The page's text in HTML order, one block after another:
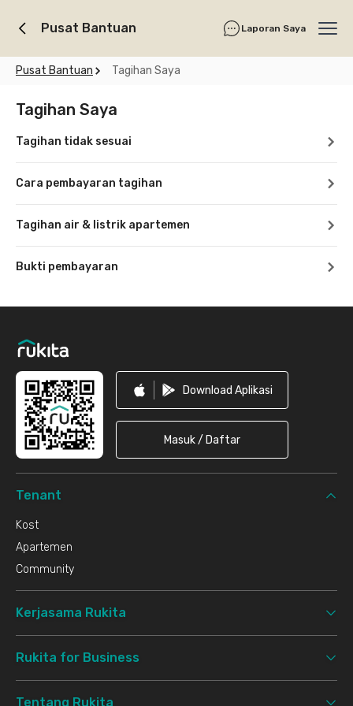
Pusat Bantuan Laporan Saya
Pusat Bantuan Tagihan Saya
Tagihan Saya
Tagihan tidak sesuai
Cara pembayaran tagihan
Tagihan air & listrik apartemen
Bukti pembayaran
Download Aplikasi
Masuk / Daftar
Tenant
Kost
Apartemen
Community
Kerjasama Rukita
Rukita for Business
Tentang Rukita